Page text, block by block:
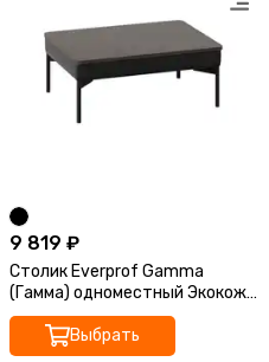
9 819 ₽
Столик Everprof Gamma
(Гамма) одноместный Экокожа
Черный ЛДСП Венге
Выбрать